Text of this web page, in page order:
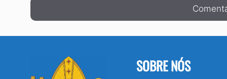
SOBRE NÓS